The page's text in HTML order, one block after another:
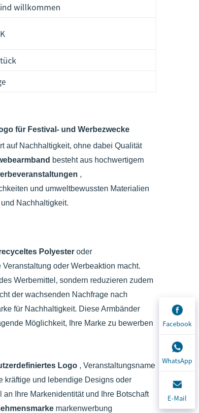
willkommen
für Festival- und Werbezwecke
auf Nachhaltigkeit, ohne dabei Qualität
besteht aus hochwertigem
,
und umweltbewussten Materialien
Nachhaltigkeit.
Polyester oder
oder Werbeaktion macht.
Werbemittel, sondern reduzieren zudem
der wachsenden Nachfrage nach
für Nachhaltigkeit. Diese Armbänder
Möglichkeit, Ihre Marke zu bewerben
Logo , Veranstaltungsname
kräftige und lebendige Designs oder
Ihre Markenidentität und Ihre Botschaft
markenwerbung
Facebook
WhatsApp
E-Mail